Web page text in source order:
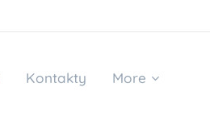
Kontakty More